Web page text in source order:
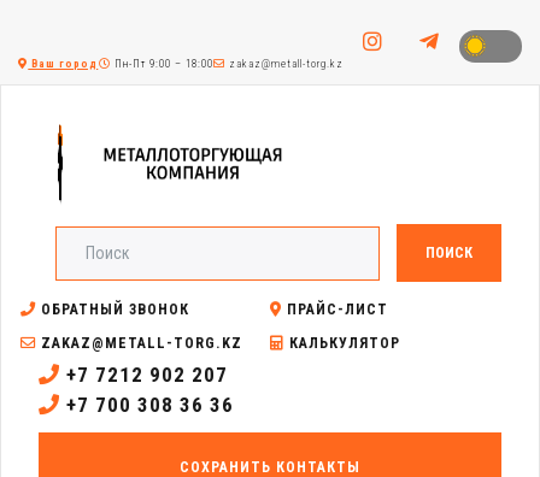
Ваш город Пн-Пт 9:00 – 18:00 zakaz@metall-torg.kz
ПОИСК
ОБРАТНЫЙ ЗВОНОК
ПРАЙС-ЛИСТ
ZAKAZ@METALL-TORG.KZ
КАЛЬКУЛЯТОР
+7 7212 902 207
+7 700 308 36 36
СОХРАНИТЬ КОНТАКТЫ